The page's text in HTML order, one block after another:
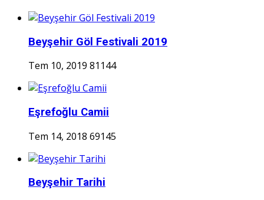
Beyşehir Göl Festivali 2019
Tem 10, 2019 81144
Eşrefoğlu Camii
Tem 14, 2018 69145
Beyşehir Tarihi